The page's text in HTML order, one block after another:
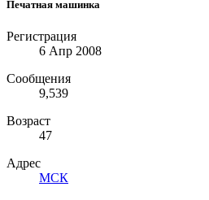
Печатная машинка
Регистрация
6 Апр 2008
Сообщения
9,539
Возраст
47
Адрес
МСК